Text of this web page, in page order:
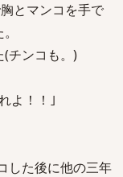
とマンコを手で
チンコも。)
よ！！｣
した後に他の三年